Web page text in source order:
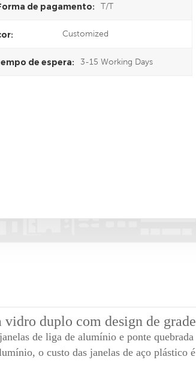
de pagamento: T/T
Customized
de espera: 3-15 Working Days
duplo com design de grade
de liga de alumínio e ponte quebrada
o custo das janelas de aço plástico é